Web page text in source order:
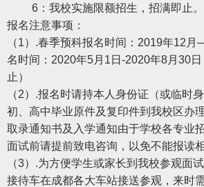
6：我校实施限额招生，招满即止。
报名注意事项：
（1）.春季预科报名时间：2019年12
名时间：2020年5月1日-2020年8月30
止）
（2）.报名时请持本人身份证（或临时
初、高中毕业原件及复印件到我校区办
取录通知书及入学通知由于学校各专业
面试前请提前致电咨询，以免不能报读
（3）.为方便学生或家长到我校参观面
接待车在成都各大车站接送参观，来时